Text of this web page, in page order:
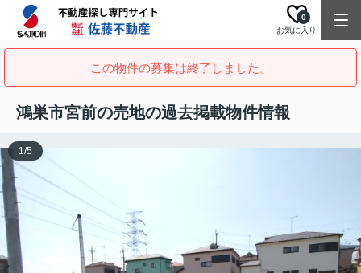
お気に入り
0
この物件の募集は終了しました。
鴻巣市宮前の売地の過去掲載物件情報
1/5